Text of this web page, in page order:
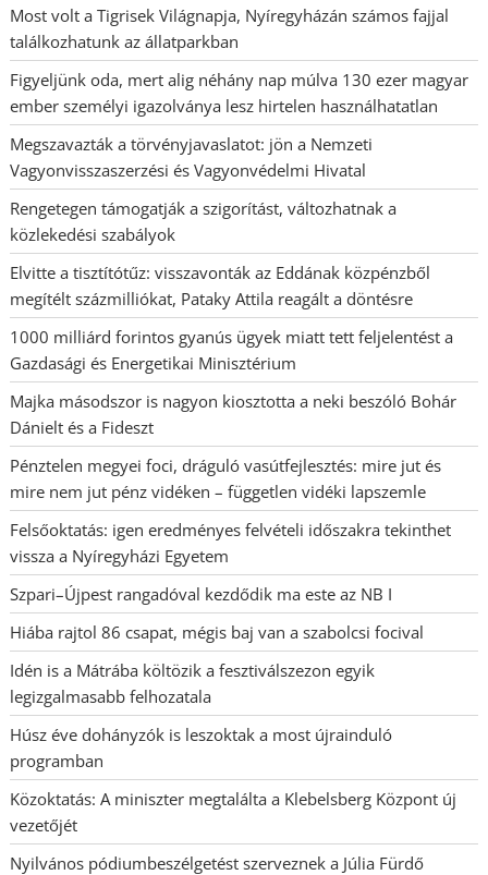
Most volt a Tigrisek Világnapja, Nyíregyházán számos fajjal
találkozhatunk az állatparkban
Figyeljünk oda, mert alig néhány nap múlva 130 ezer magyar
ember személyi igazolványa lesz hirtelen használhatatlan
Megszavazták a törvényjavaslatot: jön a Nemzeti
Vagyonvisszaszerzési és Vagyonvédelmi Hivatal
Rengetegen támogatják a szigorítást, változhatnak a
közlekedési szabályok
Elvitte a tisztítótűz: visszavonták az Eddának közpénzből
megítélt százmilliókat, Pataky Attila reagált a döntésre
1000 milliárd forintos gyanús ügyek miatt tett feljelentést a
Gazdasági és Energetikai Minisztérium
Majka másodszor is nagyon kiosztotta a neki beszóló Bohár
Dánielt és a Fideszt
Pénztelen megyei foci, dráguló vasútfejlesztés: mire jut és
mire nem jut pénz vidéken – független vidéki lapszemle
Felsőoktatás: igen eredményes felvételi időszakra tekinthet
vissza a Nyíregyházi Egyetem
Szpari–Újpest rangadóval kezdődik ma este az NB I
Hiába rajtol 86 csapat, mégis baj van a szabolcsi focival
Idén is a Mátrába költözik a fesztiválszezon egyik
legizgalmasabb felhozatala
Húsz éve dohányzók is leszoktak a most újrainduló
programban
Közoktatás: A miniszter megtalálta a Klebelsberg Központ új
vezetőjét
Nyilvános pódiumbeszélgetést szerveznek a Júlia Fürdő